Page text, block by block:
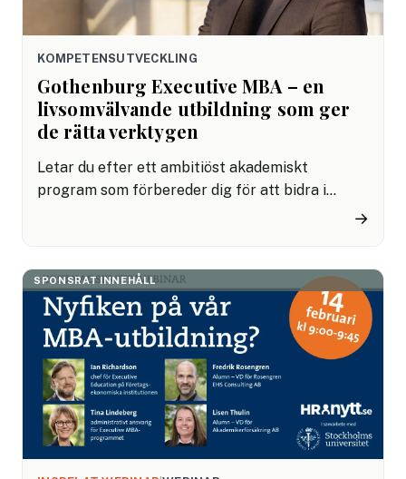
KOMPETENSUTVECKLING
Gothenburg Executive MBA – en
livsomvälvande utbildning som ger
de rätta verktygen
Letar du efter ett ambitiöst akademiskt
program som förbereder dig för att bidra i
→
SPONSRAT INNEHÅLL